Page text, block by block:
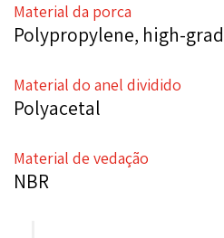
Material da porca
Polypropylene, high-
Material do anel dividido
Polyacetal
Material de vedação
NBR